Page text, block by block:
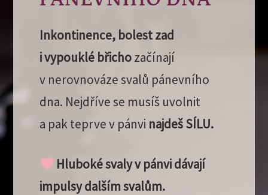
Inkontinence, bolest zad
i vypouklé břichozačínají
v nerovnováze svalů pánevního
dna. Nejdříve se musíš uvolnit
a pak teprve v pánvi najdeš SÍLU.
Hluboké svaly v pánvi dávají
impulsy dalším svalům.